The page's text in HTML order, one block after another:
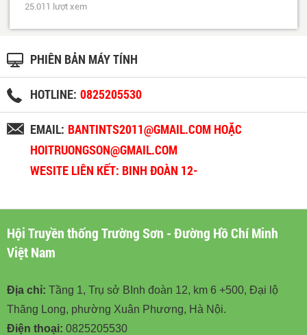
25.011 lượt xem
PHIÊN BẢN MÁY TÍNH
HOTLINE: 0825205530
EMAIL: BANTINTS2011@GMAIL.COM HOẶC
HOITRUONGSON@GMAIL.COM
WESITE LIÊN KẾT: BINH ĐOÀN 12-
Hội Truyền thống Trường Sơn - Đường Hồ Chí Minh
Việt Nam
Địa chỉ: Tầng 1, Trụ sở BInh đoàn 12, km 6 +500, Đại lộ
Thăng Long, phường Xuân Phương, Hà Nội.
Điện thoại: 0825205530